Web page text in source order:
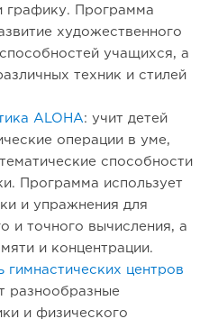
графику. Программа
художественного
учащихся, а
техник и стилей
ALOHA: учит детей
операции в уме,
способности
Программа использует
и упражнения для
и точного вычисления, а
и концентрации.
гимнастических центров
разнообразные
и физического